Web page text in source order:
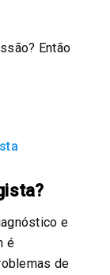
Então
e
é
de